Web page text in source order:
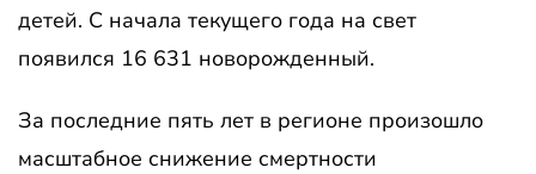
детей. С начала текущего года на свет
появился 16 631 новорожденный.
За последние пять лет в регионе произошло
масштабное снижение смертности